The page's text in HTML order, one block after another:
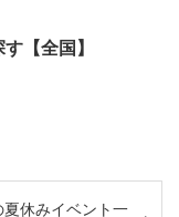
【全国】
夏休みイベント一